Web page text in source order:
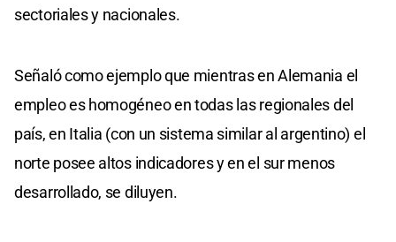
sectoriales y nacionales.
Señaló como ejemplo que mientras en Alemania el
empleo es homogéneo en todas las regionales del
país, en Italia (con un sistema similar al argentino) el
norte posee altos indicadores y en el sur menos
desarrollado, se diluyen.